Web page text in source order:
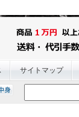
サイトマップ